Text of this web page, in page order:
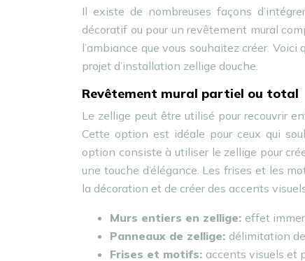
Il existe de nombreuses façons
décoratif ou pour un revêtement mural
l’ambiance que vous souhaitez créer.
projet d’installation zellige douche.
Revêtement mural partiel ou total
Le zellige peut être utilisé pour recouvrir
Cette option est idéale pour ceux qui
option consiste à utiliser le zellige pour
une touche d’élégance. Les frises et les
la décoration et de créer des accents
Murs entiers en zellige: effet
Panneaux de zellige: délimitation
Frises et motifs: accents visuels et